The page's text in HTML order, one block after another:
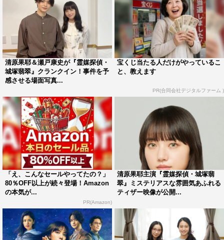
原作：相沢沙呼「medium 霊媒探偵城塚翡翠」（講談社文
庫）
脚本：佐藤友治
脚本協力：相沢沙呼
主題歌：福山雅治（アミューズ／ユニバーサルJ）
チーフプロデューサー：田中宏史、石尾純
プロデューサー：古林茉莉、柳内久仁子（AX-ON）
協力プロデューサー：藤村直人
演出：菅原伸太郎、南雲聖一 ほか
制作協力：AX-ON
製作著作：日本テレビ
©日本テレビ
清原果耶＆瀬戸康史が『霊媒探偵・
城塚翡翠』クランクイン！事件を予
感させる場面写真...
宝くじ当たる人だけがやっているこ
と、教えます
PR(合同会社デジタルファーム )
「え、こんなセールやってたの？」
80％OFF以上が続々登場！Amazon
の本気が...
PR(Amazon)
清原果耶主演『霊媒探偵・城塚翡
翠』ミステリアスな雰囲気あふれる
ティザー映像が公開...